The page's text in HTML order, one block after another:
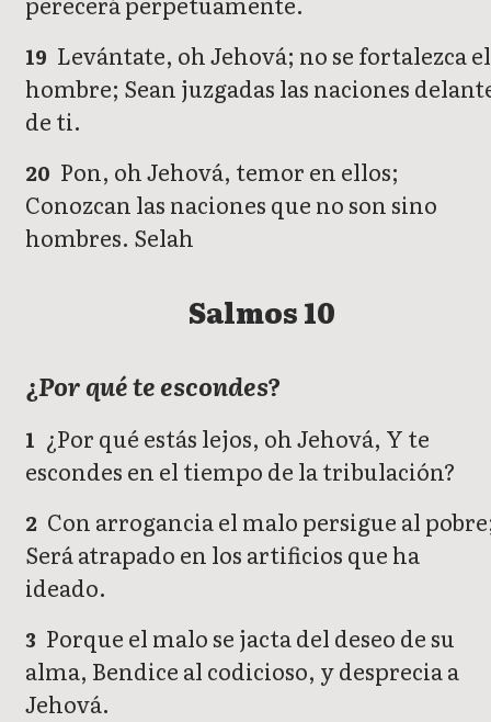
19 Levántate, oh Jehová; no se fortalezca el
hombre; Sean juzgadas las naciones
de ti.
20 Pon, oh Jehová, temor en ellos;
Conozcan las naciones que no son sino
hombres. Selah
Salmos 10
¿Por qué te escondes?
1 ¿Por qué estás lejos, oh Jehová, Y te
escondes en el tiempo de la tribulación?
2 Con arrogancia el malo persigue al
Será atrapado en los artificios que ha
ideado.
3 Porque el malo se jacta del deseo de su
alma, Bendice al codicioso, y desprecia a
Jehová.